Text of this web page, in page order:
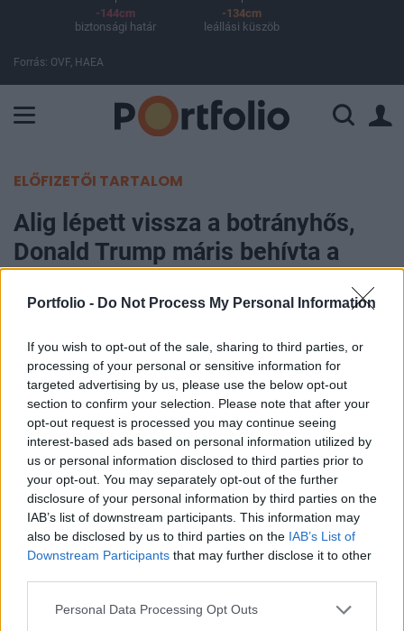
Portfolio - Do Not Process My Personal Information
If you wish to opt-out of the sale, sharing to third parties, or
processing of your personal or sensitive information for
targeted advertising by us, please use the below opt-out
section to confirm your selection. Please note that after your
opt-out request is processed you may continue seeing
interest-based ads based on personal information utilized by
us or personal information disclosed to third parties prior to
your opt-out. You may separately opt-out of the further
disclosure of your personal information by third parties on the
IAB’s list of downstream participants. This information may
also be disclosed by us to third parties on the IAB’s List of
Downstream Participants that may further disclose it to other
Personal Data Processing Opt Outs
-144cm
biztonsági határ
-134cm
leállási küszöb
Forrás: OVF, HAEA
ELŐFIZETŐI TARTALOM
Alig lépett vissza a botrányhős,
Donald Trump máris behívta a
2024. november 22. 09:28
A szexuális visszaéléssel vádolt Matt Gaetz
korábbi floridai képviselő tegnap visszalépett az
igazságügyi miniszteri jelöléstől, Donald Trump
megválasztott elnök pedig pár órán belül közölte,
kit szeretne látni a főügyészségként is
funkcionáló igazságügyi tárca élén. Trump
választása Florida állam volt főügyészére, Pam
Bondira esett - számol be a Hill.
sokáig használták fegyverként ellenem és más